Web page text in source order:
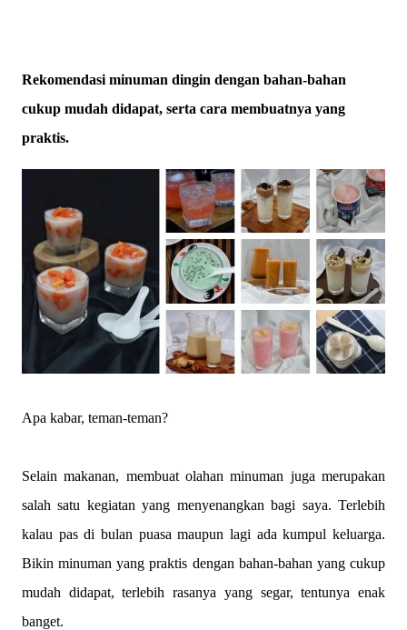
Rekomendasi minuman dingin dengan bahan-bahan
cukup mudah didapat, serta cara membuatnya yang
praktis.
Apa kabar, teman-teman?
Selain makanan, membuat olahan minuman juga merupakan
salah satu kegiatan yang menyenangkan bagi saya. Terlebih
kalau pas di bulan puasa maupun lagi ada kumpul keluarga.
Bikin minuman yang praktis dengan bahan-bahan yang cukup
mudah didapat, terlebih rasanya yang segar, tentunya enak
banget.